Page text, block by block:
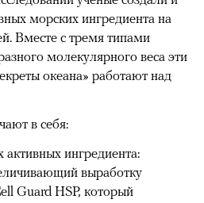
морских ингредиента на
Вместе с тремя типами
молекулярного веса эти
океана» работают над
в себя:
активных ингредиента:
выработку
Guard HSP, который